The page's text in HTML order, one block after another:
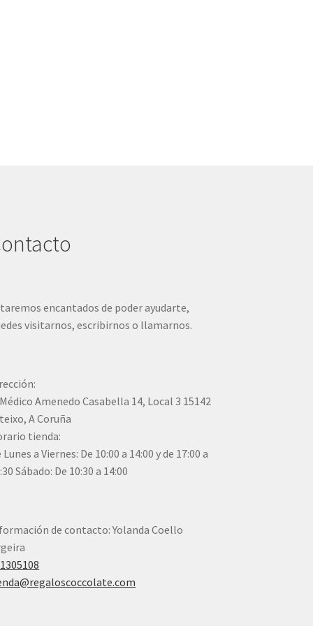
encantados de poder ayudarte,
visitarnos, escribirnos o llamarnos.
Amenedo Casabella 14, Local 3 15142
A Coruña
tienda:
Lunes a Viernes: De 10:00 a 14:00 y de 17:00 a
Sábado: De 10:30 a 14:00
de contacto: Yolanda Coello